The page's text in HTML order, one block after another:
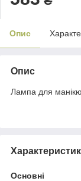
Опис
Опис
Лампа для
Основні